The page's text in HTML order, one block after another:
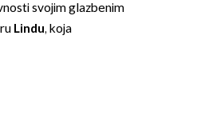
svojim glazbenim
Lindu, koja